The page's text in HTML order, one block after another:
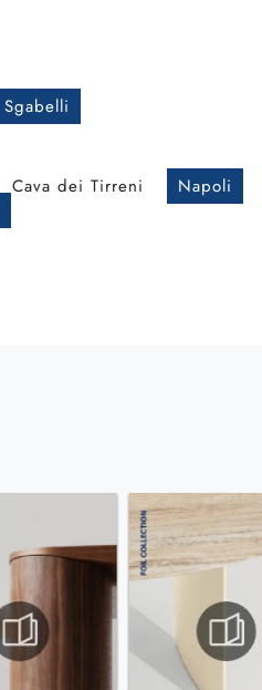
Sgabelli
Cava dei Tirreni Napoli